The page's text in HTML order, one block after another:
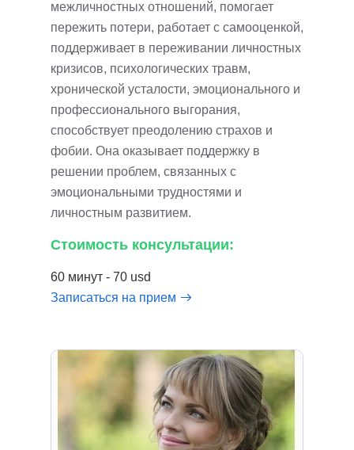
межличностных отношений, помогает
пережить потери, работает с самооценкой,
поддерживает в переживании личностных
кризисов, психологических травм,
хронической усталости, эмоционального и
профессионального выгорания,
способствует преодолению страхов и
фобии. Она оказывает поддержку в
решении проблем, связанных с
эмоциональными трудностями и
личностным развитием.
Стоимость консультации:
60 минут - 70 usd
Записаться на прием